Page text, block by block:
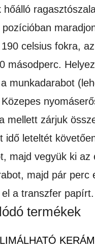
hőálló
celsius fokra,
másodperc.
munkadarabot
mellett zárjuk
idő leteltét
majd vegyük ki az
majd pár perc
a transzfer papírt.
termékek